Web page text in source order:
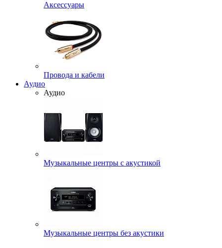
Аксессуары
Провода и кабели
Аудио
Аудио
Музыкальные центры с акустикой
Музыкальные центры без акустики